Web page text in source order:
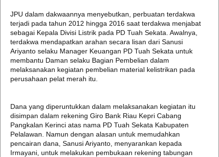
JPU dalam dakwaannya menyebutkan, perbuatan terdakwa
terjadi pada tahun 2012 hingga 2016 saat terdakwa menjabat
sebagai Kepala Divisi Listrik pada PD Tuah Sekata. Awalnya,
terdakwa mendapatkan arahan secara lisan dari Sanusi
Ariyanto selaku Manager Keuangan PD Tuah Sekata untuk
membantu Daman selaku Bagian Pembelian dalam
melaksanakan kegiatan pembelian material kelistrikan pada
perusahaan pelat merah itu.
Dana yang diperuntukkan dalam melaksanakan kegiatan itu
disimpan dalam rekening Giro Bank Riau Kepri Cabang
Pangkalan Kerinci atas nama PD Tuah Sekata Kabupaten
Pelalawan. Namun dengan alasan untuk memudahkan
pencairan dana, Sanusi Ariyanto, menyarankan kepada
Irmayani, untuk melakukan pembukaan rekening tabungan